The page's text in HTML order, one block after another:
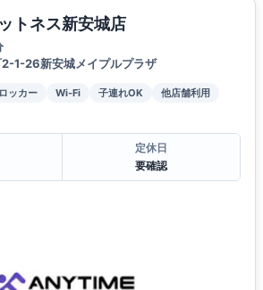
トネス新安城店
1-26新安城メイプルプラザ
ロッカー Wi-Fi 子連れOK
他店舗利用
定休日
要確認